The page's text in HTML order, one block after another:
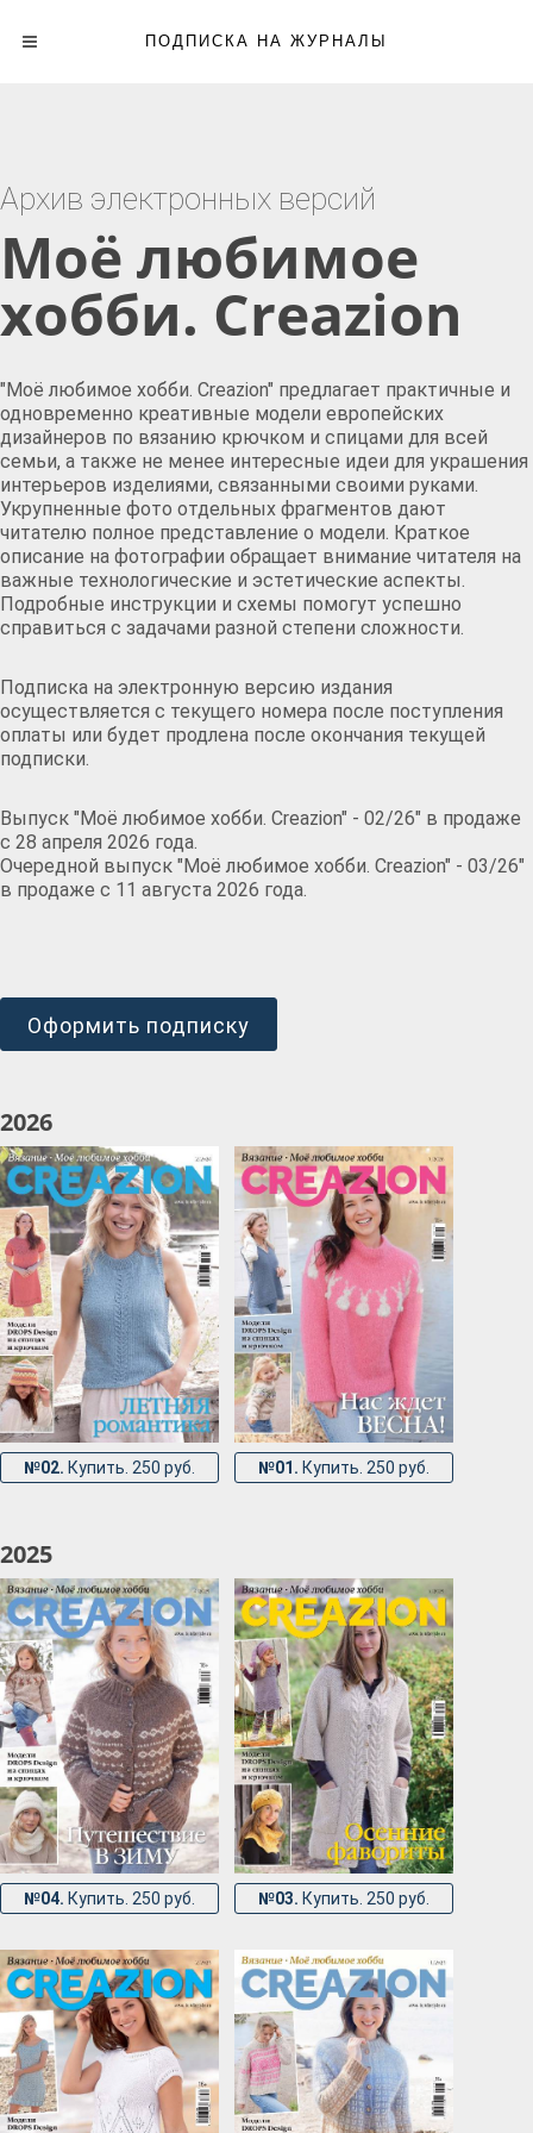
ПОДПИСКА НА ЖУРНАЛЫ
Архив электронных версий
Моё любимое
хобби. Creazion
"Моё любимое хобби. Creazion" предлагает практичные и
одновременно креативные модели европейских
дизайнеров по вязанию крючком и спицами для всей
семьи, а также не менее интересные идеи для украшения
интерьеров изделиями, связанными своими руками.
Укрупненные фото отдельных фрагментов дают
читателю полное представление о модели. Краткое
описание на фотографии обращает внимание читателя на
важные технологические и эстетические аспекты.
Подробные инструкции и схемы помогут успешно
справиться с задачами разной степени сложности.
Подписка на электронную версию издания
осуществляется с текущего номера после поступления
оплаты или будет продлена после окончания текущей
подписки.
Выпуск "Моё любимое хобби. Creazion" - 02/26" в продаже
с 28 апреля 2026 года.
Очередной выпуск "Моё любимое хобби. Creazion" - 03/26"
в продаже с 11 августа 2026 года.
Оформить подписку
2026
№02. Купить. 250 руб. №01. Купить. 250 руб.
2025
№04. Купить. 250 руб. №03. Купить. 250 руб.